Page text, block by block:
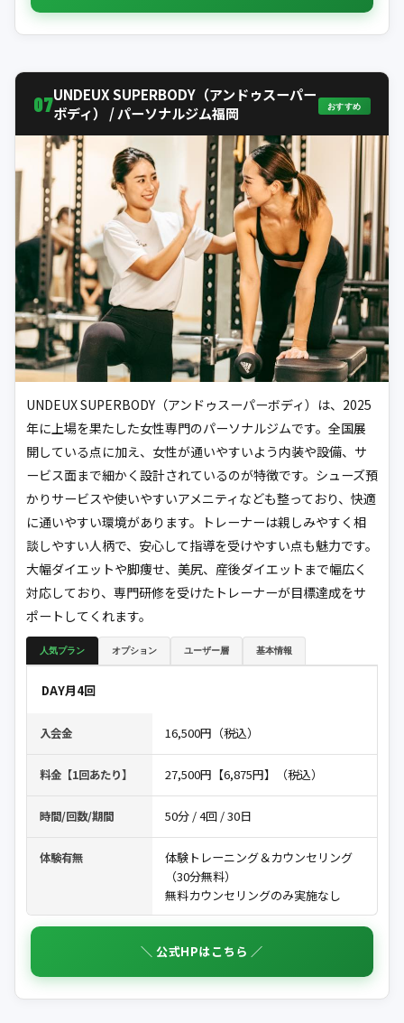
07UNDEUX SUPERBODY（アンドゥスーパー
ボディ） / パーソナルジム福岡
おすすめ
UNDEUX SUPERBODY（アンドゥスーパーボディ）は、2025
年に上場を果たした女性専門のパーソナルジムです。全国展
開している点に加え、女性が通いやすいよう内装や設備、サ
ービス面まで細かく設計されているのが特徴です。シューズ預
かりサービスや使いやすいアメニティなども整っており、快適
に通いやすい環境があります。トレーナーは親しみやすく相
談しやすい人柄で、安心して指導を受けやすい点も魅力です。
大幅ダイエットや脚痩せ、美尻、産後ダイエットまで幅広く
対応しており、専門研修を受けたトレーナーが目標達成をサ
ポートしてくれます。
人気プラン オプション ユーザー層 基本情報
DAY月4回
入会金 16,500円（税込）
料金【1回あたり】 27,500円【6,875円】（税込）
時間/回数/期間 50分 / 4回 / 30日
体験有無
体験トレーニング＆カウンセリング
（30分無料）
無料カウンセリングのみ実施なし
＼ 公式HPはこちら ／